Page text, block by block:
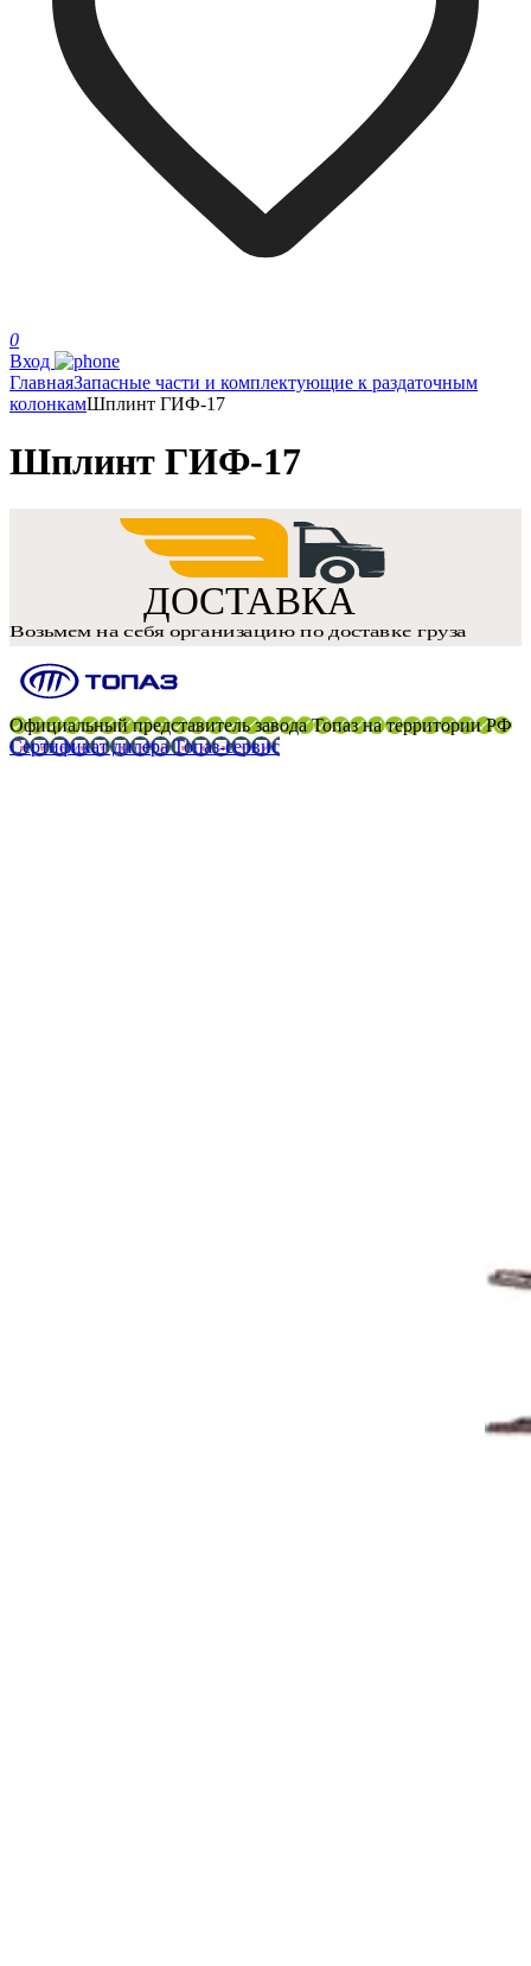
0
Вход
ГлавнаяЗапасные части и комплектующие к раздаточным
колонкамШплинт ГИФ-17
Шплинт ГИФ-17
Официальный представитель завода Топаз на территории РФ
Сертификат дилера Топаз-сервис